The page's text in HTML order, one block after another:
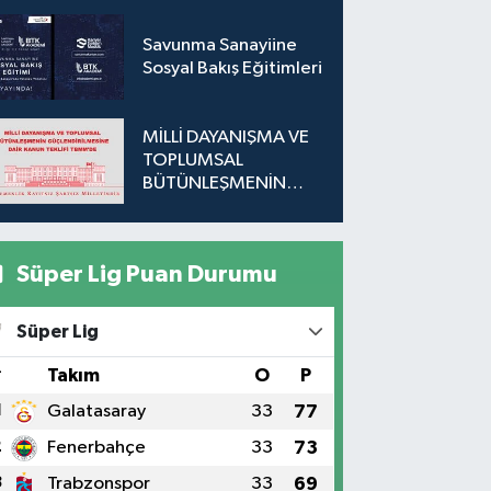
Savunma Sanayiine
Sosyal Bakış Eğitimleri
MİLLİ DAYANIŞMA VE
TOPLUMSAL
BÜTÜNLEŞMENİN
Süper Lig Puan Durumu
Süper Lig
Takım O P
Galatasaray 33 77
Fenerbahçe 33 73
Trabzonspor 33 69